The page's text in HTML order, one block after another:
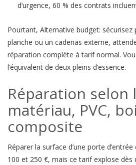
d’urgence, 60 % des contrats
Pourtant, Alternative budget:
planche ou un cadenas externe,
réparation complète à tarif normal.
l’équivalent de deux pleins d’essence.
Réparation selon
matériau, PVC,
composite
Réparer la surface d’une porte
100 et 250 €, mais ce tarif explose dès